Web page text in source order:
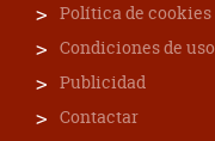
Política de cookies
Condiciones de uso
Publicidad
Contactar